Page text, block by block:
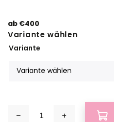
ab €400
Variante wählen
Variante